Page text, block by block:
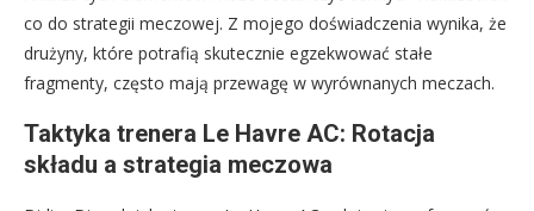
co do strategii meczowej. Z mojego doświadczenia wynika, że
drużyny, które potrafią skutecznie egzekwować stałe
fragmenty, często mają przewagę w wyrównanych meczach.
Taktyka trenera Le Havre AC: Rotacja
składu a strategia meczowa